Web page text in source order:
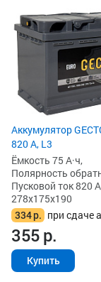
Аккумулятор
820 А, L3
Ёмкость 75 А·ч,
Полярность
Пусковой ток 820
278x175x190
334р. при сдаче
355р.
Купить